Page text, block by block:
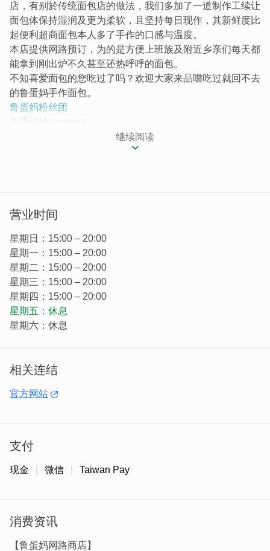
店，有别於传统面包店的做法，我们多加了一道制作工续让
面包体保持湿润及更为柔软，且坚持每日现作，其新鲜度比
起便利超商面包本人多了手作的口感与温度。
本店提供网路预订，为的是方便上班族及附近乡亲们每天都
能拿到刚出炉不久甚至还热呼呼的面包。
不知喜爱面包的您吃过了吗？欢迎大家来品嚐吃过就回不去
的鲁蛋妈手作面包。
鲁蛋妈粉丝团
鲁蛋妈Messaging
或搜寻ID:@170vinan (1对1私讯)。
继续阅读
营业时间
星期日：15:00 – 20:00
星期一：15:00 – 20:00
星期二：15:00 – 20:00
星期三：15:00 – 20:00
星期四：15:00 – 20:00
星期五：休息
星期六：休息
相关连结
官方网站
支付
现金 微信 Taiwan Pay
消费资讯
【鲁蛋妈网路商店】